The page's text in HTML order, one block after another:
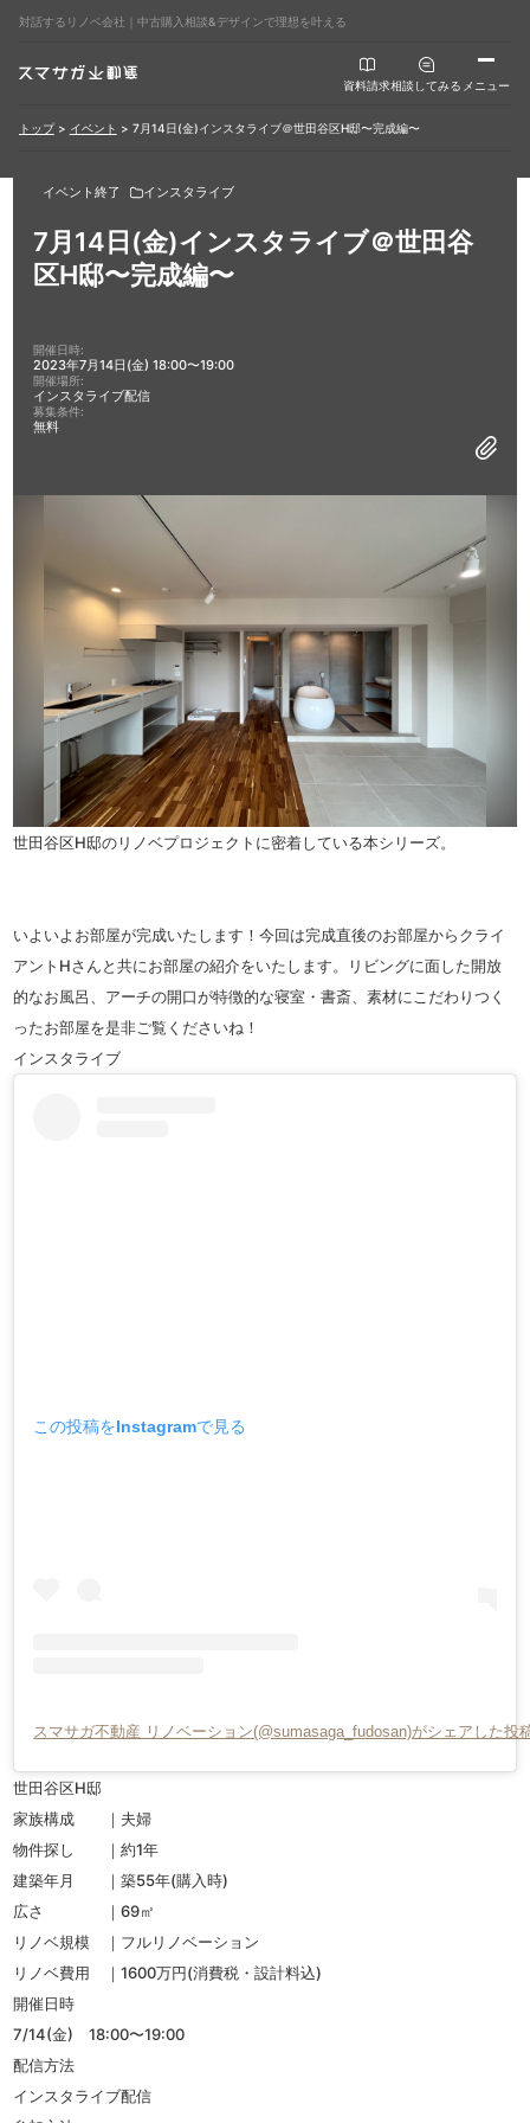
対話するリノベ会社｜中古購入相談&デザインで理想を叶える
メニュー
資料請求相談してみる
トップ> イベント > 7月14日(金)インスタライブ＠世田谷区H邸〜完成編〜
イベント終了 インスタライブ
7月14日(金)インスタライブ＠世田谷
区H邸〜完成編〜
開催日時:
2023年7月14日(金) 18:00〜19:00
開催場所:
インスタライブ配信
募集条件:
無料
世田谷区H邸のリノベプロジェクトに密着している本シリーズ。
いよいよお部屋が完成いたします！今回は完成直後のお部屋からクライ
アントHさんと共にお部屋の紹介をいたします。リビングに面した開放
的なお風呂、アーチの開口が特徴的な寝室・書斎、素材にこだわりつく
ったお部屋を是非ご覧くださいね！
インスタライブ
この投稿をInstagramで見る
スマサガ不動産 リノベーション(@sumasaga_fudosan)がシェアした投
世田谷区H邸
家族構成 ｜夫婦
物件探し ｜約1年
建築年月 ｜築55年(購入時)
広さ ｜69㎡
リノベ規模 ｜フルリノベーション
リノベ費用 ｜1600万円(消費税・設計料込)
開催日時
7/14(金) 18:00〜19:00
配信方法
インスタライブ配信